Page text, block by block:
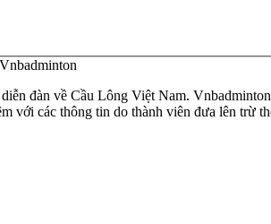
đàn về Cầu Lông Việt Nam.
với các thông tin do thành viên đưa lên trừ